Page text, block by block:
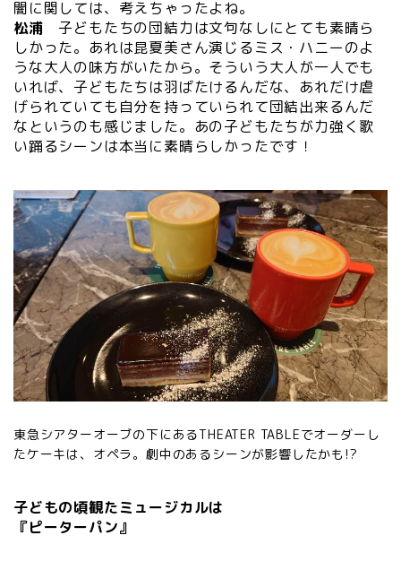
闇に関しては、考えちゃったよね。
松浦 子どもたちの団結力は文句なしにとても素晴ら
しかった。あれは昆夏美さん演じるミス・ハニーのよ
うな大人の味方がいたから。そういう大人が一人でも
いれば、子どもたちは羽ばたけるんだな、あれだけ虐
げられていても自分を持っていられて団結出来るんだ
なというのも感じました。あの子どもたちが力強く歌
い踊るシーンは本当に素晴らしかったです！
東急シアターオーブの下にあるTHEATER TABLEでオーダーし
たケーキは、オペラ。劇中のあるシーンが影響したかも!?
子どもの頃観たミュージカルは
『ピーターパン』